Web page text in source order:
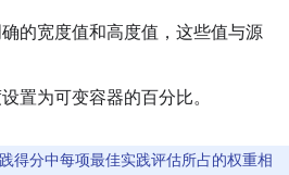
的宽度值和高度值，这些值与源
置为可变容器的百分比。
得分中每项最佳实践评估所占的权重相